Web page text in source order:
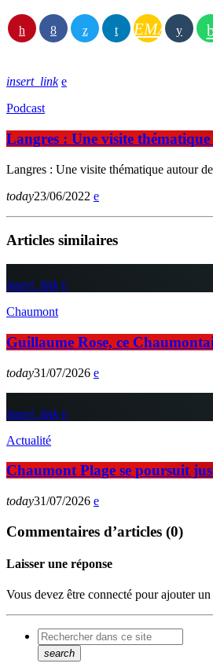
EMAIL
insert_link
Podcast
Langres : Une visite
Langres : Une visite thématique autour
today23/06/2022
Articles similaires
insert_link
Chaumont
Guillaume Rose, ce
today31/07/2026
insert_link
Actualité
Chaumont Plage se poursuit
today31/07/2026
Commentaires d’articles (0)
Laisser une réponse
Vous devez être connecté pour ajouter
search